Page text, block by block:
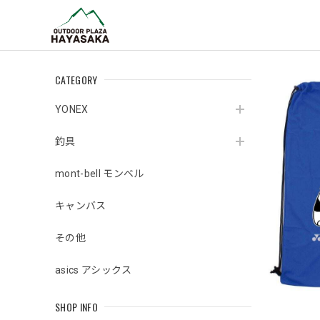
CATEGORY
YONEX
釣具
mont-bell モンベル
キャンバス
その他
asics アシックス
SHOP INFO